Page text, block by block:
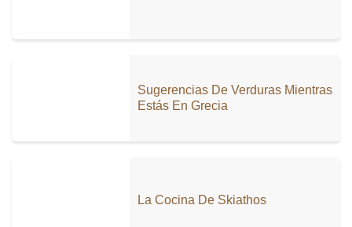
Sugerencias De Verduras Mientras
Estás En Grecia
La Cocina De Skiathos